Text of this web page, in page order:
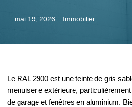
mai 19, 2026 Immobilier
Le RAL 2900 est une teinte de gris
menuiserie extérieure,
de garage et fenêtres en aluminium.